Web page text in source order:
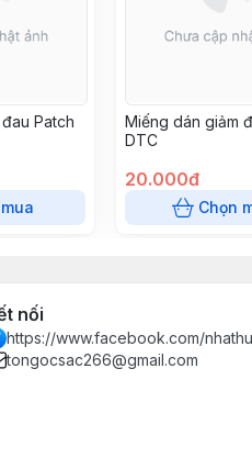
Patch
Miếng dán giảm
DTC
20.000đ
Chọn
nối
https://www.facebook.com/
tongocsac266@gmail.com